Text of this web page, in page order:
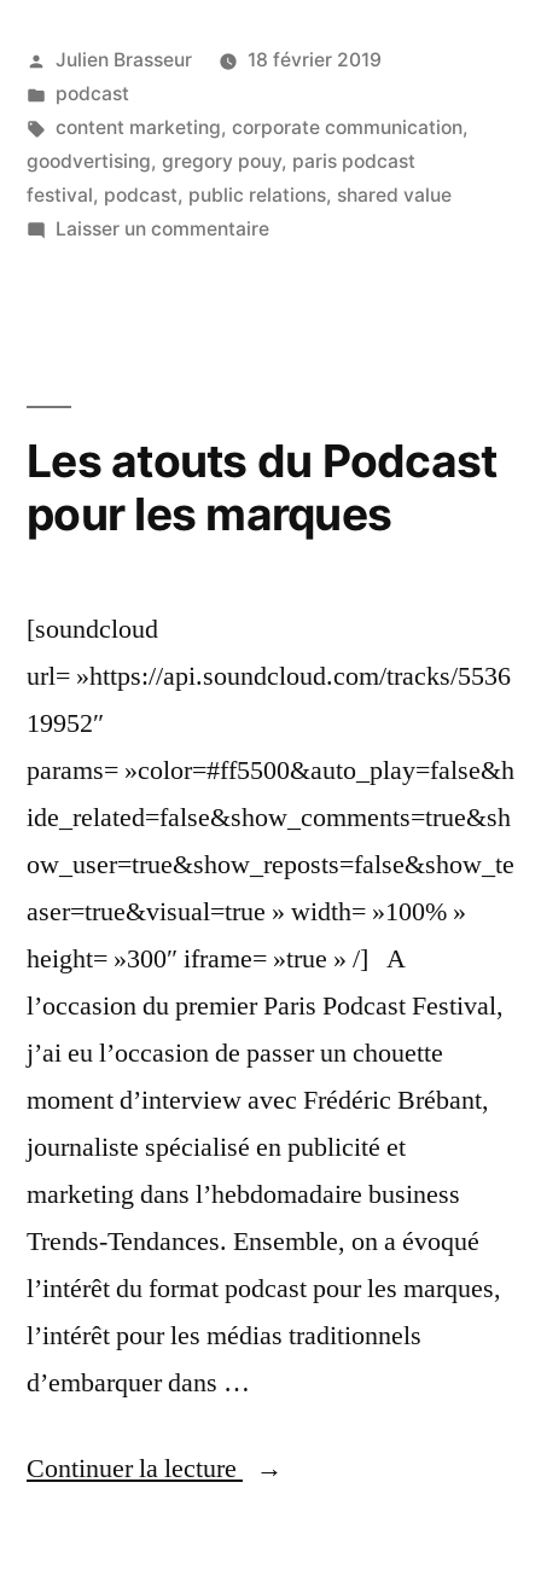
le
changement
sociétal
–
Publié
par
Julien Brasseur
18 février 2019
Publié
dans
podcast
Étiquettes :
content marketing, corporate communication,
goodvertising, gregory pouy, paris podcast
festival, podcast, public relations, shared value
Laisser un commentairesur
–
de
Les atouts du Podcast
pour les marques
[soundcloud
url= »https://api.soundcloud.com/tracks/5536
19952″
params= »color=#ff5500&auto_play=false&h
ide_related=false&show_comments=true&sh
ow_user=true&show_reposts=false&show_te
aser=true&visual=true » width= »100% »
height= »300″ iframe= »true » /] A
l’occasion du premier Paris Podcast Festival,
j’ai eu l’occasion de passer un chouette
moment d’interview avec Frédéric Brébant,
journaliste spécialisé en publicité et
marketing dans l’hebdomadaire business
Trends-Tendances. Ensemble, on a évoqué
l’intérêt du format podcast pour les marques,
l’intérêt pour les médias traditionnels
d’embarquer dans …
Continuer la lecture
« Les